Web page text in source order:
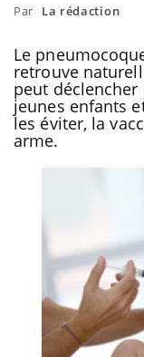
Par La rédaction
Le
retrouve
peut déclencher
jeunes enfants
les éviter, la
arme.